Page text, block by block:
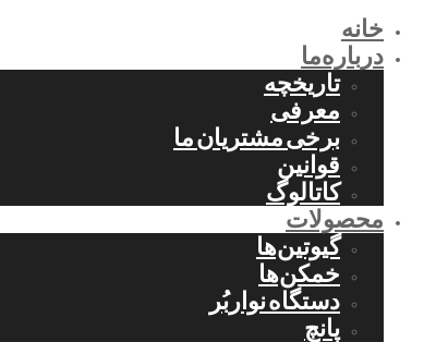
خانه
درباره‌ما
تاریخچه
معرفی
برخی مشتریان ما
قوانین
کاتالوگ
محصولات
گیوتین‌ها
خمکن‌ها
دستگاه نواربُر
پانچ